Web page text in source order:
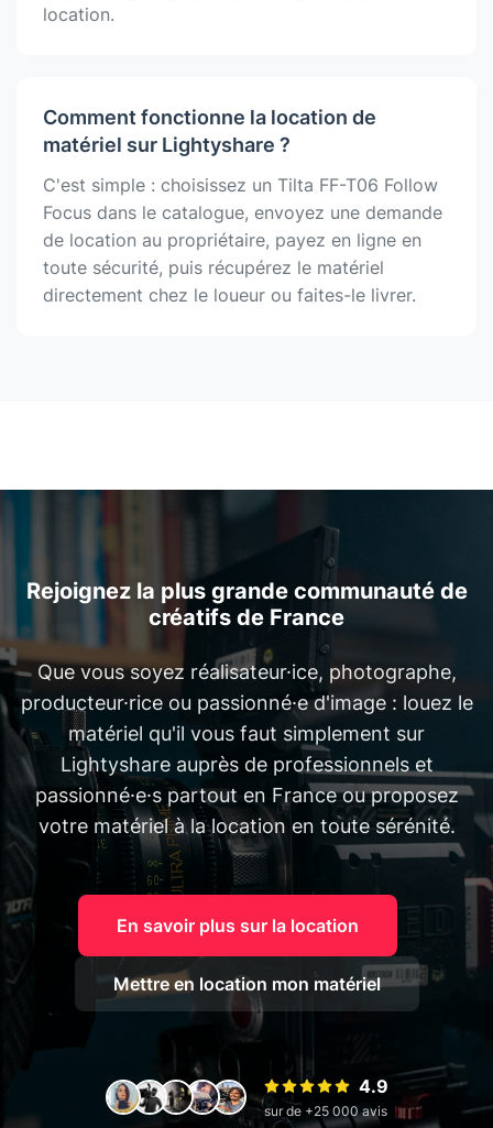
location.
Comment fonctionne la location de
matériel sur Lightyshare ?
C'est simple : choisissez un Tilta FF-T06 Follow
Focus dans le catalogue, envoyez une demande
de location au propriétaire, payez en ligne en
toute sécurité, puis récupérez le matériel
directement chez le loueur ou faites-le livrer.
Rejoignez la plus grande communauté de
créatifs de France
Que vous soyez réalisateur·ice, photographe,
producteur·rice ou passionné·e d'image : louez le
matériel qu'il vous faut simplement sur
Lightyshare auprès de professionnels et
passionné·e·s partout en France ou proposez
votre matériel à la location en toute sérénité.
En savoir plus sur la location
Mettre en location mon matériel
4.9
sur de +25 000 avis